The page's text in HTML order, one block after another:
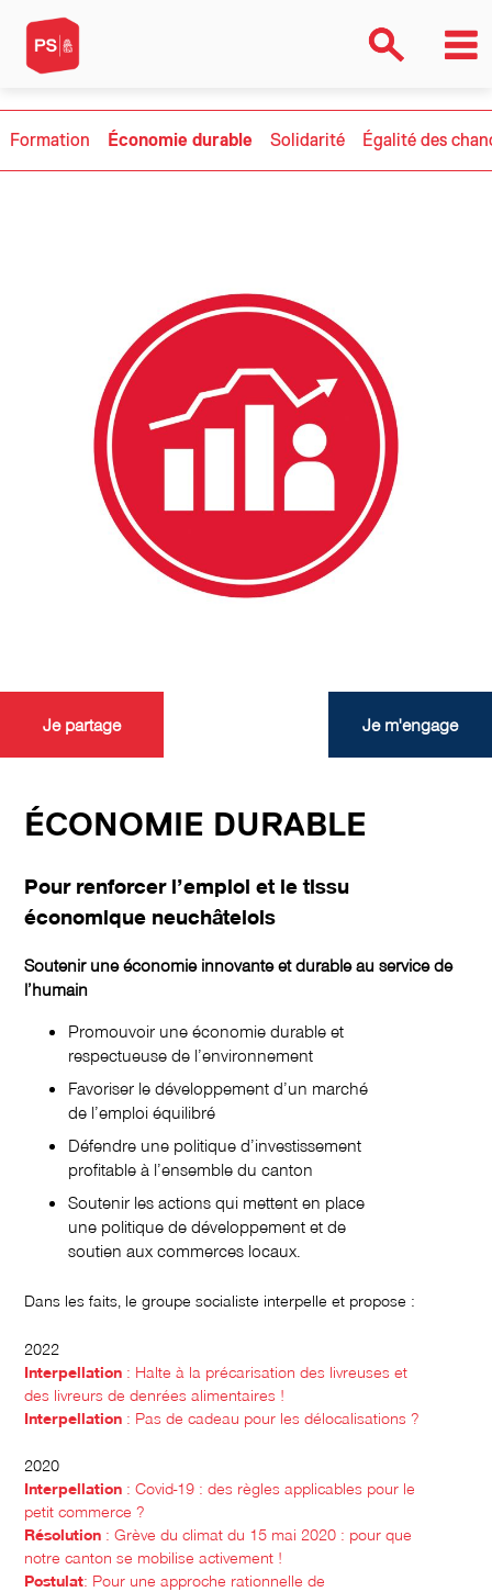
Formation Économie durable Solidarité Égalité des
ÉCONOMIE DURABLE
Pour renforcer l’emploi et le tissu
économique neuchâtelois
Soutenir une économie innovante et durable au service de
l’humain
Promouvoir une économie durable et
respectueuse de l’environnement
Favoriser le développement d’un marché
de l’emploi équilibré
Défendre une politique d’investissement
profitable à l’ensemble du canton
Soutenir les actions qui mettent en place
une politique de développement et de
soutien aux commerces locaux.
Dans les faits, le groupe socialiste interpelle et propose :
2022
Interpellation : Halte à la précarisation des livreuses et
des livreurs de denrées alimentaires !
Interpellation : Pas de cadeau pour les délocalisations ?
2020
Interpellation : Covid-19 : des règles applicables pour le
petit commerce ?
Résolution : Grève du climat du 15 mai 2020 : pour que
notre canton se mobilise activement !
Postulat: Pour une approche rationnelle de
Je partage Je m'engage